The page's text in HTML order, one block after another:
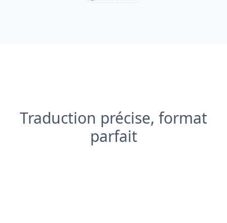
Traduction précise, format
parfait